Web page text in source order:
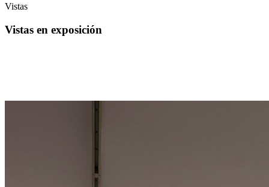
Vistas
Vistas en exposición